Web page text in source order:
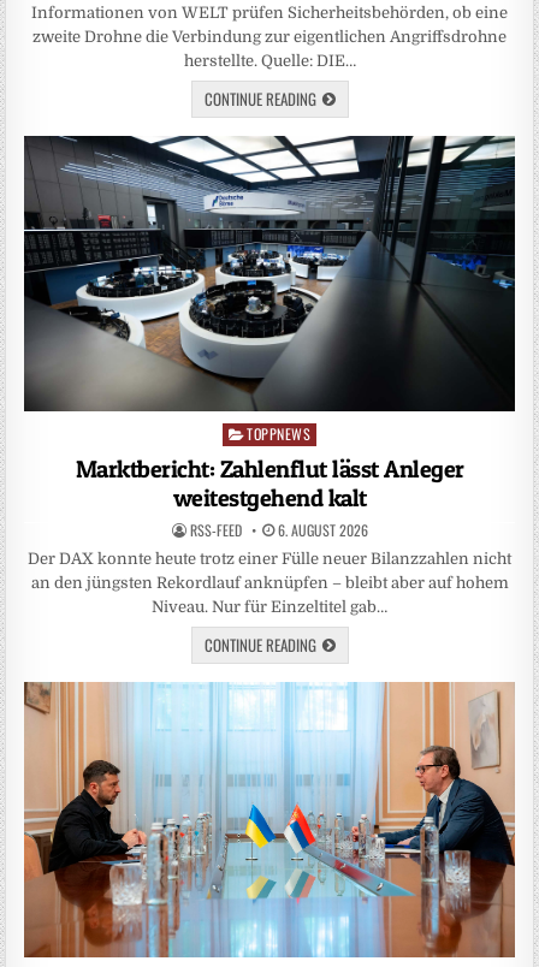
Informationen von WELT prüfen Sicherheitsbehörden, ob eine
zweite Drohne die Verbindung zur eigentlichen Angriffsdrohne
herstellte. Quelle: DIE…
CONTINUE READING
Posted
in
TOPPNEWS
Marktbericht: Zahlenflut lässt Anleger
weitestgehend kalt
RSS-FEED 6. AUGUST 2026
Der DAX konnte heute trotz einer Fülle neuer Bilanzzahlen nicht
an den jüngsten Rekordlauf anknüpfen – bleibt aber auf hohem
Niveau. Nur für Einzeltitel gab…
CONTINUE READING